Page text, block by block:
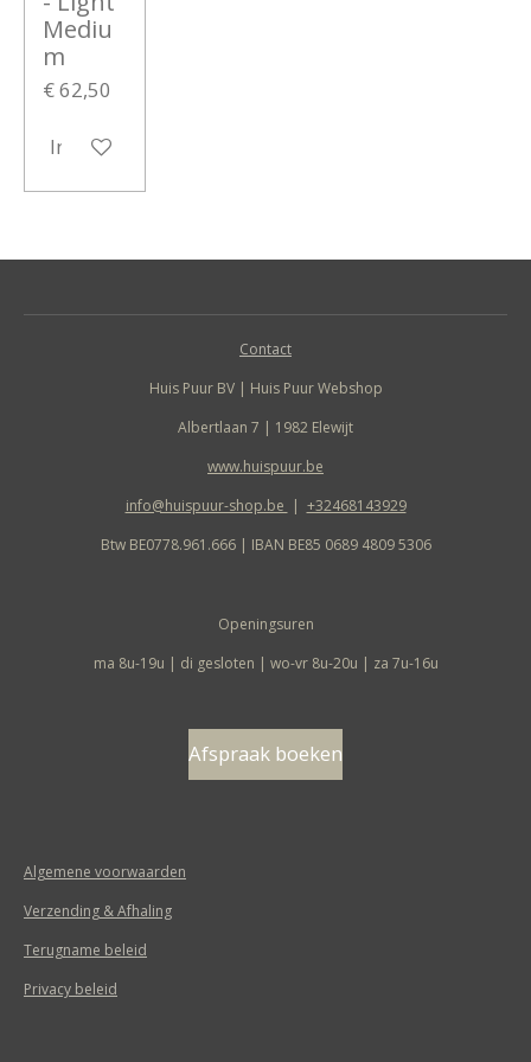
Mediu
m
€ 62,50
In winkelwagen
Contact
Huis Puur BV | Huis Puur Webshop
Albertlaan 7 | 1982 Elewijt
www.huispuur.be
info@huispuur-shop.be | +32468143929
Btw BE0778.961.666 | IBAN BE85 0689 4809 5306
Openingsuren
ma 8u-19u | di gesloten | wo-vr 8u-20u | za 7u-16u
Afspraak boeken
Algemene voorwaarden
Verzending & Afhaling
Terugname beleid
Privacy beleid